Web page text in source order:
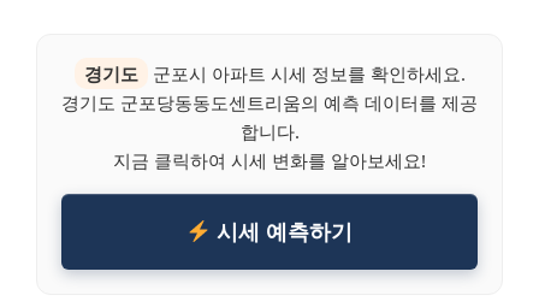
경기도
군포시 아파트 시세 정보를 확인하세요.
경기도 군포당동동도센트리움의 예측 데이터를 제공
합니다.
지금 클릭하여 시세 변화를 알아보세요!
시세 예측하기